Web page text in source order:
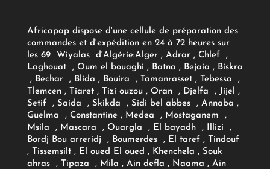
Africapap dispose d'une cellule de préparation des
commandes et d'expédition en 24 à 72 heures sur
les 69 Wiyalas d'Algérie:Alger , Adrar, Chlef ,
Laghouat , Oum el bouaghi , Batna , Bejaia , Biskra
, Bechar , Blida , Bouira , Tamanrasset , Tebessa ,
Tlemcen , Tiaret , Tizi ouzou , Oran , Djelfa , Jijel ,
Setif , Saida , Skikda , Sidi bel abbes , Annaba ,
Guelma , Constantine , Medea , Mostaganem ,
Msila , Mascara , Ouargla , El bayadh , Illizi ,
Bordj Bou arreridj , Boumerdes , El taref , Tindouf
, Tissemsilt , El oued El oued , Khenchela , Souk
ahras , Tipaza , Mila , Ain defla , Naama , Ain